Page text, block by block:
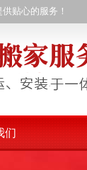
贴心的服务！
们